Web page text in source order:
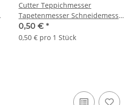
Cutter Teppichmesser
Tapetenmesser Schneidemesser
Abbrechklingeklinge 9mm
0,50 € *
0,50 € pro 1 Stück